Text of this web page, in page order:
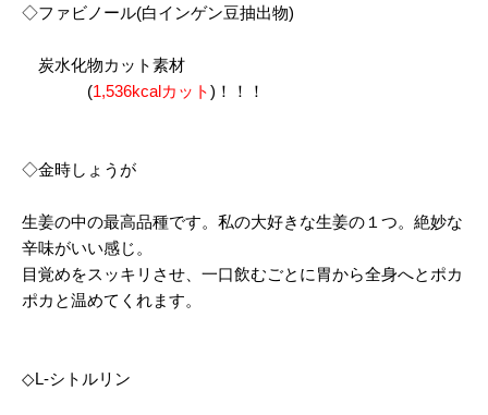
◇ファビノール(白インゲン豆抽出物)
炭水化物カット素材
(1,536kcalカット)！！！
◇金時しょうが
生姜の中の最高品種です。私の大好きな生姜の１つ。絶妙な
辛味がいい感じ。
目覚めをスッキリさせ、一口飲むごとに胃から全身へとポカ
ポカと温めてくれます。
◇L-シトルリン